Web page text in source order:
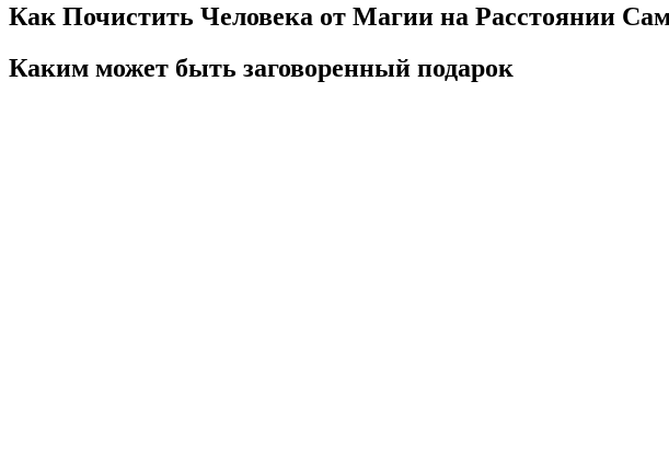
Как Почистить Человека от Магии на Расстоянии
Каким может быть заговоренный подарок